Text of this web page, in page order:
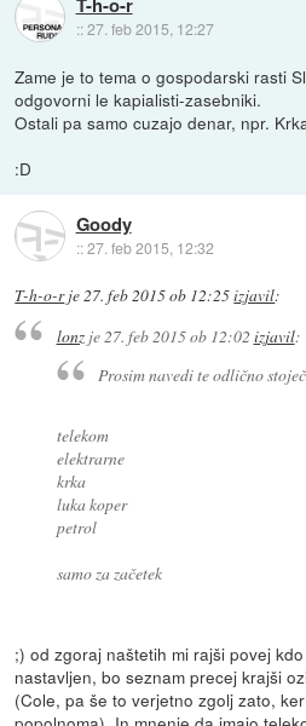
::27. feb 2015, 12:27
Zame je to tema o gospodarski rasti
odgovorni le kapialisti-zasebniki.
Ostali pa samo cuzajo denar, npr.
:D
Goody
::27. feb 2015, 12:32
T-h-o-rje27. feb 2015 ob 12:25izjavil:
lonzje 27. feb 2015 ob 12:02 izjavil:
Prosim navedi te odlično
telekom
elektrarne
krka
luka koper
petrol
samo za začetek
;) od zgoraj naštetih mi rajši povej
nastavljen, bo seznam precej krajši
(Cole, pa še to verjetno zgolj zato,